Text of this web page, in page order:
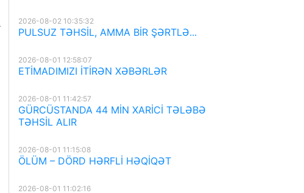
2026-08-02 10:35:32
PULSUZ TƏHSİL, AMMA BİR ŞƏRTLƏ...
2026-08-01 12:58:07
ETİMADIMIZI İTİRƏN XƏBƏRLƏR
2026-08-01 11:42:57
GÜRCÜSTANDA 44 MİN XARİCİ TƏLƏBƏ
TƏHSİL ALIR
2026-08-01 11:15:08
ÖLÜM – DÖRD HƏRFLİ HƏQİQƏT
2026-08-01 11:02:16